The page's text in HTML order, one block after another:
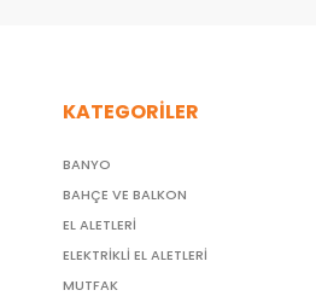
KATEGORİLER
BANYO
BAHÇE VE BALKON
EL ALETLERİ
ELEKTRİKLİ EL ALETLERİ
MUTFAK